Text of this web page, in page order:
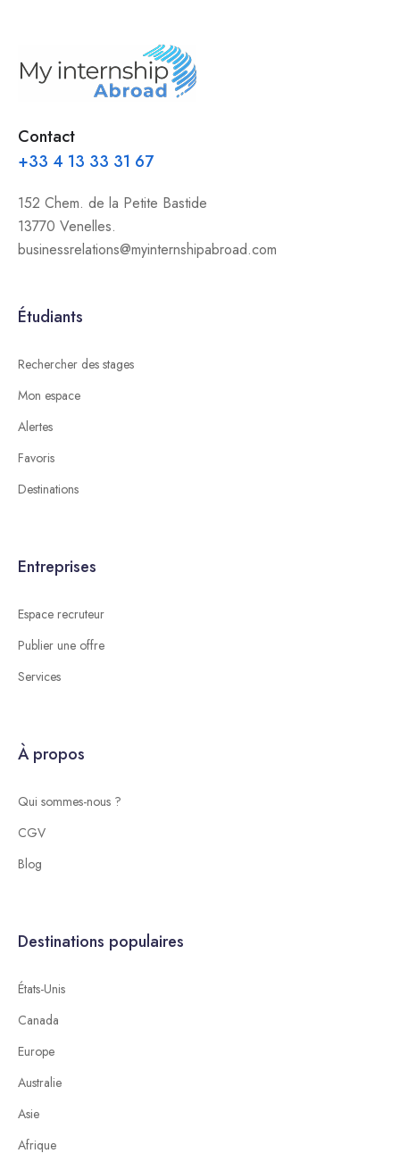
Contact
+33 4 13 33 31 67
152 Chem. de la Petite Bastide
13770 Venelles.
businessrelations@myinternshipabroad.com
Étudiants
Rechercher des stages
Mon espace
Alertes
Favoris
Destinations
Entreprises
Espace recruteur
Publier une offre
Services
À propos
Qui sommes-nous ?
CGV
Blog
Destinations populaires
États-Unis
Canada
Europe
Australie
Asie
Afrique